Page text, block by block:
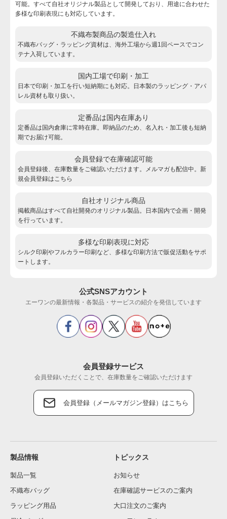
可能。すべて自社オリジナル製品として開発しており、用途に合わせた
多様な印刷表現にも対応しています。
不織布製商品の製造仕入れ
不織布バッグ・ラッピング資材は、海外工場から週1回ペースでコン
テナ入荷しています。
国内工場で印刷・加工
日本で印刷・加工を行い短納期にも対応。日本製のラッピング・アパ
レル資材も取り扱い。
定番品は国内在庫あり
定番品は国内倉庫に常時在庫。即納品のため、名入れ・加工後も短納
期でお届け可能。
会員登録で在庫確認可能
会員登録後、在庫数量をご確認いただけます。メルマガも配信中。新
規会員登録はこちら
自社オリジナル商品
掲載商品はすべて自社開発のオリジナル製品。日本国内で企画・開発
を行っています。
多様な印刷表現に対応
シルク印刷やフルカラー印刷など、多様な印刷方法で販促活動をサポ
ートします。
公式SNSアカウント
エーワンの最新情報・各製品・サービスの紹介を発信しています
会員登録サービス
会員登録いただくことで、在庫数量をご確認いただけます
会員登録（メールマガジン登録）はこちら
製品情報
製品一覧
不織布バッグ
ラッピング用品
トピックス
お知らせ
在庫確認サービスのご案内
大口注文のご案内